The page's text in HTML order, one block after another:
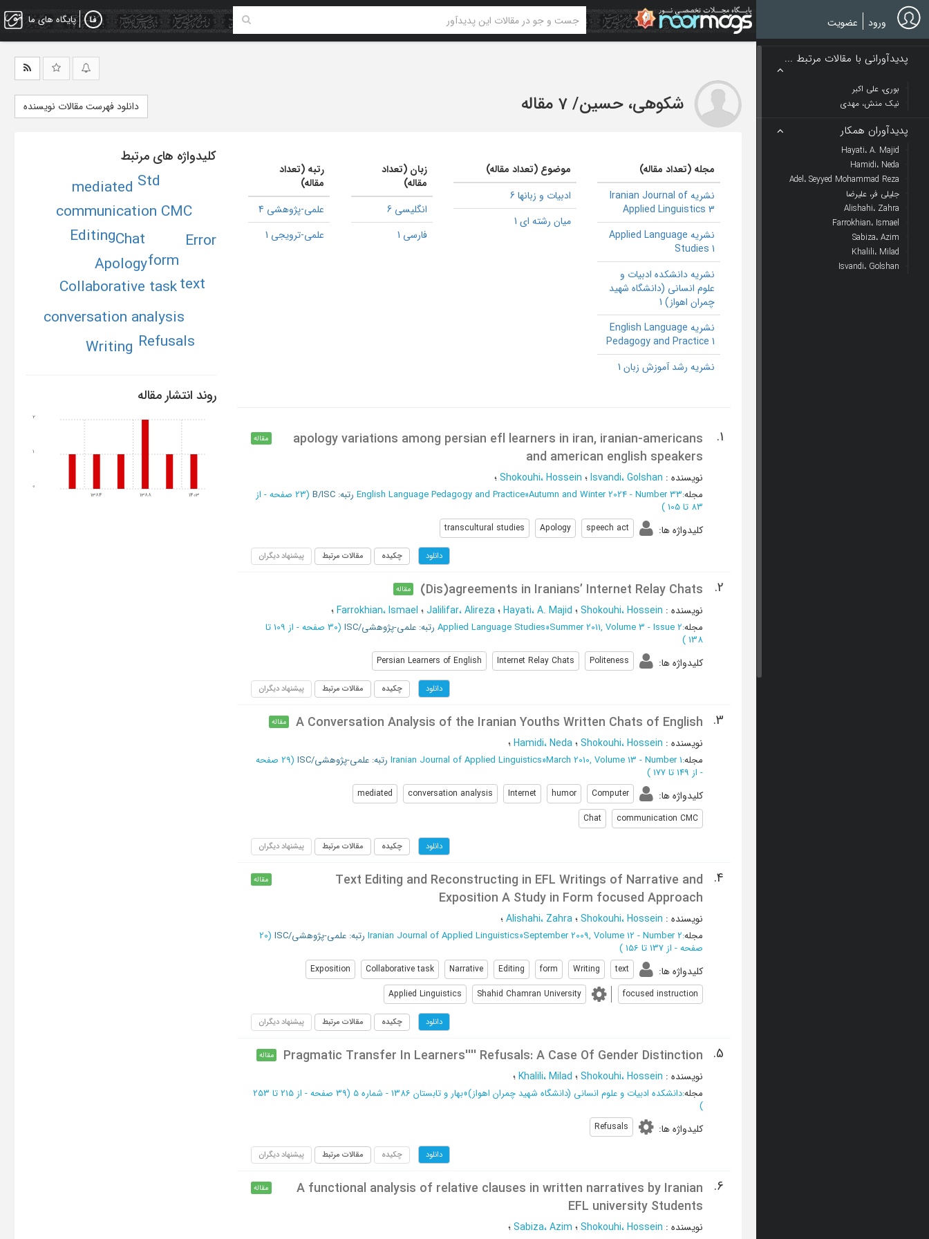
Skip
to
main
پایگاه های ما ورود عضویت
پدیدآورانی با مقالات مرتبط ...
بوری، علی اکبر
نیک منش، مهدی
پدیدآوران همکار
جلیلی فر، علیرضا
شکوهی، حسین/7 مقاله دانلود فهرست مقالات نویسنده
مجله (تعداد مقاله)
نشریه Iranian Journal of
Applied Linguistics 3
نشریه Applied Language
Studies 1
نشریه دانشکده ادبیات و
علوم انسانی (دانشگاه شهید
چمران اهواز) 1
نشریه English Language
Pedagogy and Practice 1
نشریه رشد آموزش زبان 1
موضوع (تعداد مقاله)
ادبیات و زبانها 6
میان رشته ای 1
زبان (تعداد
مقاله)
انگلیسی 6
فارسی 1
رتبه (تعداد
مقاله)
علمی-پژوهشی 4
علمی-ترویجی 1
1.
apology variations among persian efl learners in iran, iranian-americans
and american english speakers
مقاله
نویسنده : Isvandi، Golshan؛ Shokouhi، Hossein؛
مجله:
English Language Pedagogy and Practice»Autumn and Winter 2024 - Number 33 رتبه: B/ISC (‎23 صفحه -
از
83 تا 105
)
کلیدواژه ها:
speech act
Apology
transcultural studies
دانلود چکیده مقالات مرتبط پیشنهاد دیگران
2.
Dis)agreements in Iranians’ Internet Relay Chats) مقاله
نویسنده : Shokouhi، Hossein؛ Hayati، A. Majid؛Jalilifar، Alireza؛ Farrokhian، Ismael؛
مجله:
Applied Language Studies»Summer 2011, Volume 3 - Issue 2 رتبه: علمی-پژوهشی/ISC (‎30 صفحه -
از 109 تا
138
)
کلیدواژه ها:
Politeness
Internet Relay Chats
Persian Learners of English
دانلود چکیده مقالات مرتبط پیشنهاد دیگران
3.
A Conversation Analysis of the Iranian Youths Written Chats of English مقاله
نویسنده : Shokouhi، Hossein؛Hamidi، Neda؛
مجله:
Iranian Journal of Applied Linguistics»March 2010, Volume 13 - Number 1 رتبه: علمی-پژوهشی/ISC
(‎29 صفحه
- از 149 تا 177 )
کلیدواژه ها:
Computer
humor
Internet
conversation analysis
mediated
communication CMC
Chat
دانلود چکیده مقالات مرتبط پیشنهاد دیگران
4.
Text Editing and Reconstructing in EFL Writings of Narrative and
Exposition A Study in Form focused Approach
مقاله
نویسنده : Shokouhi، Hossein؛Alishahi، Zahra؛
مجله:
Iranian Journal of Applied Linguistics»September 2009, Volume 12 - Number 2 رتبه: علمی-پژوهشی/ISC
(‎20
صفحه - از 137 تا 156 )
کلیدواژه ها:
text
Writing
form
Editing
Narrative
Collaborative task
Exposition
focused instruction
Shahid Chamran University
Applied Linguistics
دانلود چکیده مقالات مرتبط پیشنهاد دیگران
5.
Pragmatic Transfer In Learners'''' Refusals: A Case Of Gender Distinction مقاله
نویسنده : Shokouhi، Hossein؛ Khalili، Milad؛
مجله:دانشکده ادبیات و علوم انسانی (دانشگاه شهید چمران اهواز)»بهار و تابستان 1386 - شماره 5 (‎39 صفحه -
از 215 تا 253
)
کلیدواژه ها:
Refusals
دانلود چکیده مقالات مرتبط پیشنهاد دیگران
6.
A functional analysis of relative clauses in written narratives by Iranian
EFL university Students
مقاله
نویسنده : Shokouhi، Hossein؛ Sabiza، Azim؛
کلیدواژه های مرتبط
Apology
Chat
Collaborative task
communication CMC
conversation analysis
Editing
form
mediated
text
Writing
Error
Refusals
Std
روند انتشار مقاله
1384 1388 1403
0
1
2